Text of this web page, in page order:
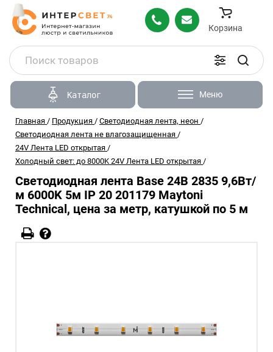
Корзина
Каталог Меню
Главная / Продукция / Светодиодная лента, неон /
Светодиодная лента не влагозащищенная /
24V Лента LED открытая /
Холодный свет: до 8000K 24V Лента LED открытая /
Светодиодная лента Base 24В 2835 9,6Вт/
м 6000K 5м IP 20 201179 Maytoni
Technical, цена за метр, катушкой по 5 м